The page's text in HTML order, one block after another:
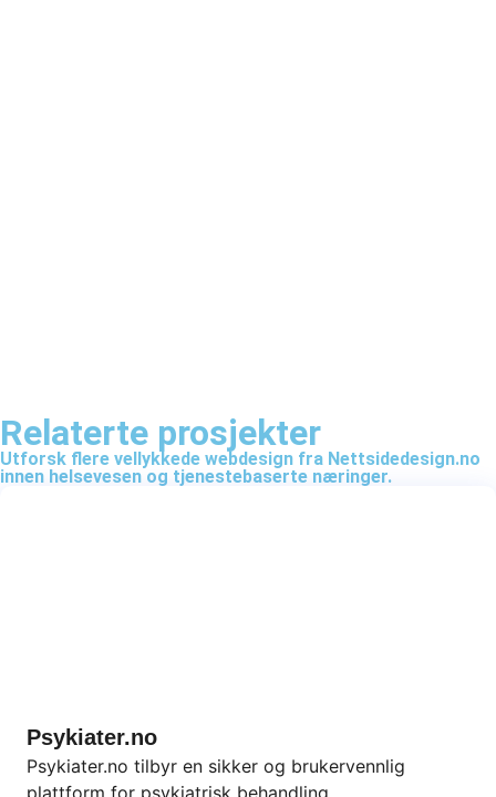
Relaterte prosjekter
Utforsk flere vellykkede webdesign fra Nettsidedesign.no
innen helsevesen og tjenestebaserte næringer.
Psykiater.no
Psykiater.no tilbyr en sikker og brukervennlig
plattform for psykiatrisk behandling.
informasjonskapsler for å lagre eller få tilgang til
enhetsdata. Å nekte samtykke kan begrense enkelte
funksjoner.